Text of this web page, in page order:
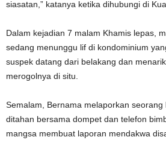
siasatan,” katanya ketika dihubungi di
Dalam kejadian 7 malam Khamis lepas,
sedang menunggu lif di kondominium
suspek datang dari belakang dan
merogolnya di situ.
Semalam, Bernama melaporkan seorang
ditahan bersama dompet dan telefon
mangsa membuat laporan mendakwa